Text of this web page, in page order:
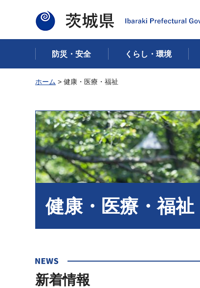
茨城県
防災・安全 くらし・環境
ホーム > 健康・医療・福祉
健康・医療・福祉
新着情報